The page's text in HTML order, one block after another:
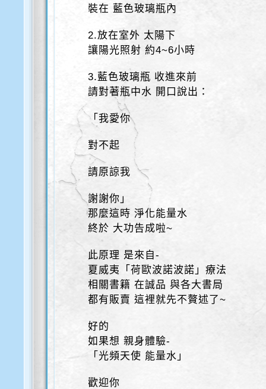
裝在 藍色玻璃瓶內
2.放在室外 太陽下
讓陽光照射 約4~6小時
3.藍色玻璃瓶 收進來前
請對著瓶中水 開口說出：
「我愛你
對不起
請原諒我
謝謝你」
那麼這時 淨化能量水
終於 大功告成啦~
此原理 是來自-
夏威夷「荷歐波諾波諾」療法
相關書籍 在誠品 與各大書局
都有販賣 這裡就先不贅述了~
好的
如果想 親身體驗-
「光頻天使 能量水」
歡迎你